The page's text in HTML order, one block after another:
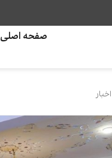
صفحه اصلی
اخبار